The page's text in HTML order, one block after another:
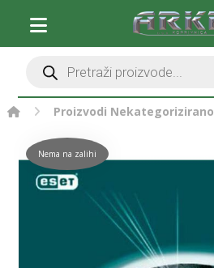
Proizvodi Nekategorizirano
Nema na zalihi